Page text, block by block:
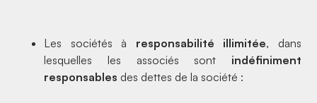
Les sociétés à responsabilité illimitée, dans
lesquelles les associés sont indéfiniment
responsables des dettes de la société :